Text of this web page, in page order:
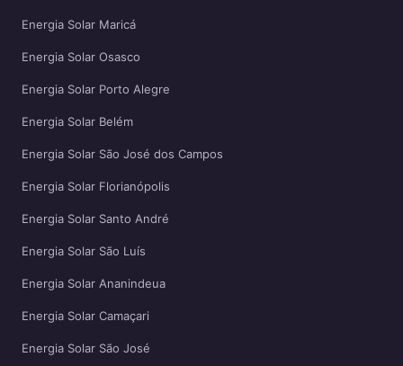
Energia Solar Maricá
Energia Solar Osasco
Energia Solar Porto Alegre
Energia Solar Belém
Energia Solar São José dos Campos
Energia Solar Florianópolis
Energia Solar Santo André
Energia Solar São Luís
Energia Solar Ananindeua
Energia Solar Camaçari
Energia Solar São José